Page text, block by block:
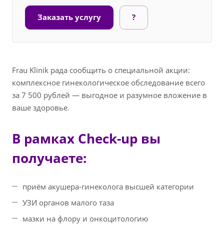
Заказать услугу ?
Frau Klinik рада сообщить о специальной акции:
комплексное гинекологическое обследование всего
за 7 500 рублей — выгодное и разумное вложение в
ваше здоровье.
В рамках Check-up вы
получаете:
приём акушера-гинеколога высшей категории
УЗИ органов малого таза
мазки на флору и онкоцитологию